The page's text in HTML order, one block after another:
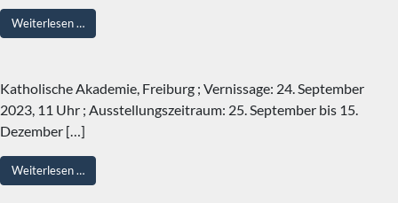
Weiterlesen …
Katholische Akademie, Freiburg ; Vernissage: 24. September
2023, 11 Uhr ; Ausstellungszeitraum: 25. September bis 15.
Dezember […]
Weiterlesen …